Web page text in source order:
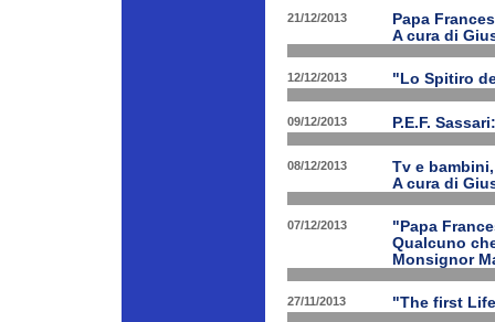
21/12/2013
Papa
A cura di
12/12/2013 "Lo Spitiro
09/12/2013 P.E.F.
08/12/2013
Tv e
A cura di
07/12/2013
"Papa
Qualcuno
Monsignor
27/11/2013 "The first